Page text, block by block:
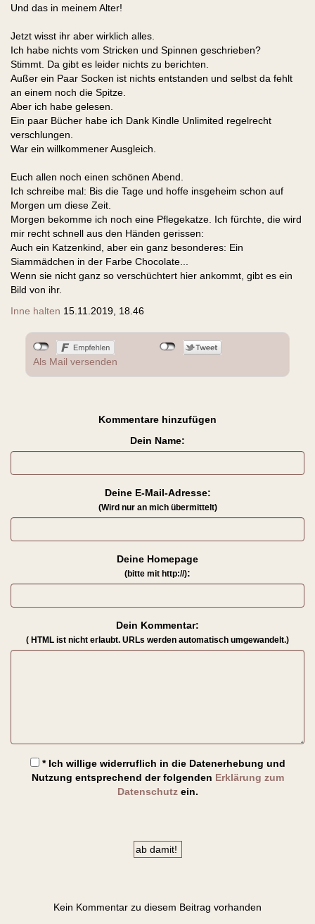
Und das in meinem Alter!
Jetzt wisst ihr aber wirklich alles.
Ich habe nichts vom Stricken und Spinnen geschrieben?
Stimmt. Da gibt es leider nichts zu berichten.
Außer ein Paar Socken ist nichts entstanden und selbst da fehlt
an einem noch die Spitze.
Aber ich habe gelesen.
Ein paar Bücher habe ich Dank Kindle Unlimited regelrecht
verschlungen.
War ein willkommener Ausgleich.
Euch allen noch einen schönen Abend.
Ich schreibe mal: Bis die Tage und hoffe insgeheim schon auf
Morgen um diese Zeit.
Morgen bekomme ich noch eine Pflegekatze. Ich fürchte, die wird
mir recht schnell aus den Händen gerissen:
Auch ein Katzenkind, aber ein ganz besonderes: Ein
Siammädchen in der Farbe Chocolate...
Wenn sie nicht ganz so verschüchtert hier ankommt, gibt es ein
Bild von ihr.
Inne halten 15.11.2019, 18.46
Als Mail versenden
Kommentare hinzufügen
Dein Name:
Deine E-Mail-Adresse:
(Wird nur an mich übermittelt)
Deine Homepage
(bitte mit http://):
Dein Kommentar:
( HTML ist nicht erlaubt. URLs werden automatisch umgewandelt.)
* Ich willige widerruflich in die Datenerhebung und
Nutzung entsprechend der folgenden Erklärung zum
Datenschutzein.
Kein Kommentar zu diesem Beitrag vorhanden